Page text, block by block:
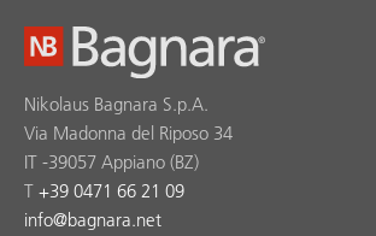
Nikolaus Bagnara S.p.A.
Via Madonna del Riposo 34
IT -39057 Appiano (BZ)
T +39 0471 66 21 09
info@bagnara.net